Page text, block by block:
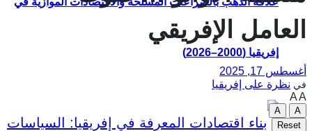
إفريقيا (2000–2026)
العامل الإفريقي
أغسطس 17, 2025
في نظرة على إفريقيا
AA
A
A
Reset